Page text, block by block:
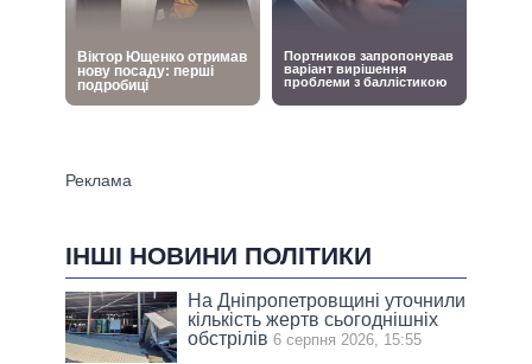
ІНШІ НОВИНИ ПОЛІТИКИ
На Дніпропетровщині уточнили
кількість жертв сьогоднішніх
обстрілів 6 серпня 2026, 15:55